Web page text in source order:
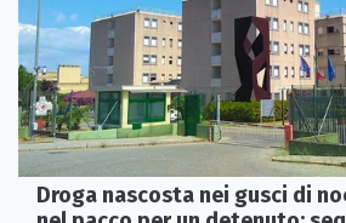
Droga nascosta nei gusci di